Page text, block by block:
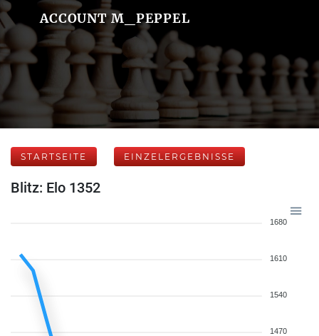
ACCOUNT M_PEPPEL
STARTSEITE EINZELERGEBNISSE
Blitz: Elo 1352
1680
1610
1540
1470